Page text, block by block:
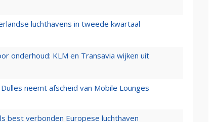
luchthavens in tweede kwartaal
onderhoud: KLM en Transavia wijken uit
neemt afscheid van Mobile Lounges
best verbonden Europese luchthaven